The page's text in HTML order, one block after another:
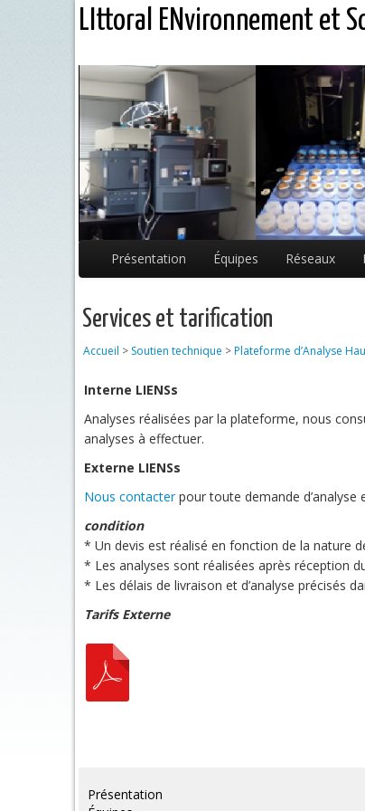
LIttoral ENvironnement et
Présentation Équipes Réseaux
Services et tarification
Accueil > Soutien technique >Plateforme d’Analyse
Interne LIENSs
Analyses réalisées par la plateforme, nous
analyses à effectuer.
Externe LIENSs
Nous contacterpour toute demande d’analyse
condition
* Un devis est réalisé en fonction de la nature
* Les analyses sont réalisées après réception
* Les délais de livraison et d’analyse précisés
Tarifs Externe
Présentation